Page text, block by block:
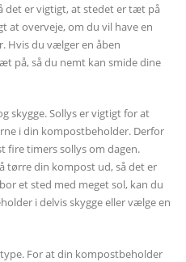
det er vigtigt, at stedet er tæt på
at overveje, om du vil have en
Hvis du vælger en åben
på, så du nemt kan smide dine
skygge. Sollys er vigtigt for at
i din kompostbeholder. Derfor
fire timers sollys om dagen.
tørre din kompost ud, så det er
et sted med meget sol, kan du
i delvis skygge eller vælge en
For at din kompostbeholder